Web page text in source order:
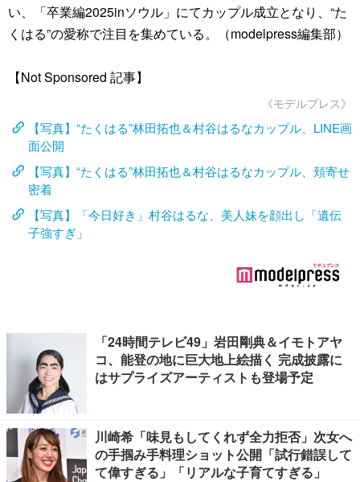
い、「卒業編2025inソウル」にてカップル成立となり、“た
くはる”の愛称で注目を集めている。（modelpress編集部）
【Not Sponsored 記事】
《モデルプレス》
【写真】“たくはる”林田拓也＆村谷はるなカップル、LINE画
面公開
【写真】“たくはる”林田拓也＆村谷はるなカップル、頬寄せ
密着
【写真】「今日好き」村谷はるな、美人妹を顔出し「遺伝
子強すぎ」
「24時間テレビ49」岩田剛典＆イモトアヤ
コ、能登の地に巨大地上絵描く 完成披露に
はサプライズアーティストも登場予定
川崎希「味見もしてくれず全力拒否」次女へ
の手掴み手料理ショット公開「試行錯誤して
て偉すぎる」「リアルな子育てすぎる」